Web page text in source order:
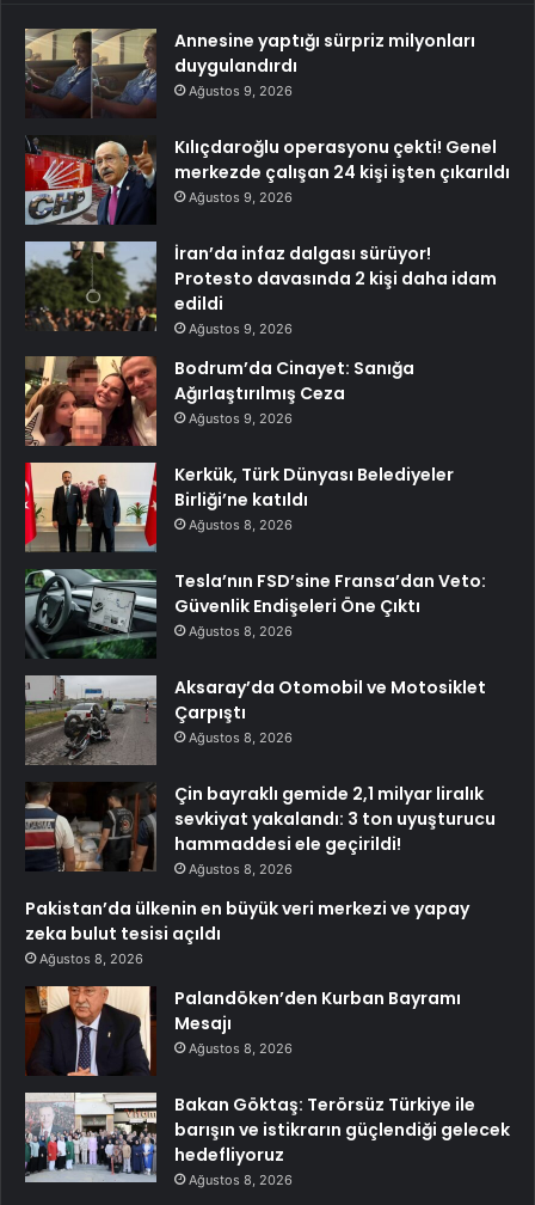
Annesine yaptığı sürpriz milyonları
duygulandırdı
Ağustos 9, 2026
Kılıçdaroğlu operasyonu çekti! Genel
merkezde çalışan 24 kişi işten çıkarıldı
Ağustos 9, 2026
İran’da infaz dalgası sürüyor!
Protesto davasında 2 kişi daha idam
edildi
Ağustos 9, 2026
Bodrum’da Cinayet: Sanığa
Ağırlaştırılmış Ceza
Ağustos 9, 2026
Kerkük, Türk Dünyası Belediyeler
Birliği’ne katıldı
Ağustos 8, 2026
Tesla’nın FSD’sine Fransa’dan Veto:
Güvenlik Endişeleri Öne Çıktı
Ağustos 8, 2026
Aksaray’da Otomobil ve Motosiklet
Çarpıştı
Ağustos 8, 2026
Çin bayraklı gemide 2,1 milyar liralık
sevkiyat yakalandı: 3 ton uyuşturucu
hammaddesi ele geçirildi!
Ağustos 8, 2026
Pakistan’da ülkenin en büyük veri merkezi ve yapay
zeka bulut tesisi açıldı
Ağustos 8, 2026
Palandöken’den Kurban Bayramı
Mesajı
Ağustos 8, 2026
Bakan Göktaş: Terörsüz Türkiye ile
barışın ve istikrarın güçlendiği gelecek
hedefliyoruz
Ağustos 8, 2026